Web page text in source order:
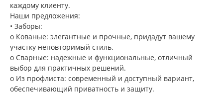
каждому клиенту.
Наши предложения:
• Заборы:
o Кованые: элегантные и прочные, придадут вашему
участку неповторимый стиль.
o Сварные: надежные и функциональные, отличный
выбор для практичных решений.
o Из профлиста: современный и доступный вариант,
обеспечивающий приватность и защиту.